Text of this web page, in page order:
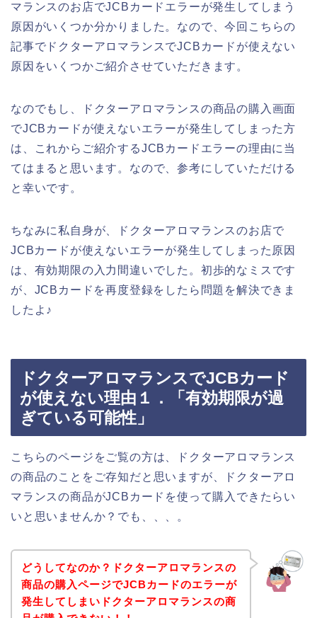
マランスのお店でJCBカードエラーが発生してしまう
原因がいくつか分かりました。なので、今回こちらの
記事でドクターアロマランスでJCBカードが使えない
原因をいくつかご紹介させていただきます。
なのでもし、ドクターアロマランスの商品の購入画面
でJCBカードが使えないエラーが発生してしまった方
は、これからご紹介するJCBカードエラーの理由に当
てはまると思います。なので、参考にしていただける
と幸いです。
ちなみに私自身が、ドクターアロマランスのお店で
JCBカードが使えないエラーが発生してしまった原因
は、有効期限の入力間違いでした。初歩的なミスです
が、JCBカードを再度登録をしたら問題を解決できま
したよ♪
ドクターアロマランスでJCBカード
が使えない理由１．「有効期限が過
ぎている可能性」
こちらのページをご覧の方は、ドクターアロマランス
の商品のことをご存知だと思いますが、ドクターアロ
マランスの商品がJCBカードを使って購入できたらい
いと思いませんか？でも、、、。
どうしてなのか？ドクターアロマランスの
商品の購入ページでJCBカードのエラーが
発生してしまいドクターアロマランスの商